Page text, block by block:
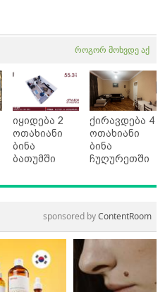
როგორ მოხვდე აქ
იყიდება 2
ოთახიანი
ბინა
ბათუმში
ქირავდება 4
ოთახიანი
ბინა
ჩუღურეთში
sponsored byContentRoom